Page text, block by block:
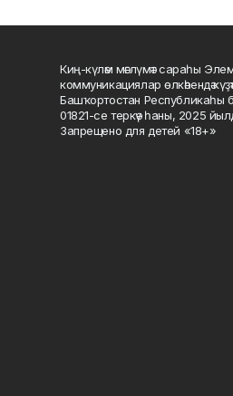
Киң-күләм мәғлүмәт сараһы
коммуникациялар өлкәһендә
Башҡортостан Республикаһы
01821-се теркәү һаны, 2025
Запрещено для детей «18+»